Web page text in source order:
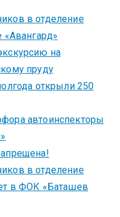
в отделение
«Авангард»
на
пруду
открыли 250
автоинспекторы
в отделение
в ФОК «Баташев